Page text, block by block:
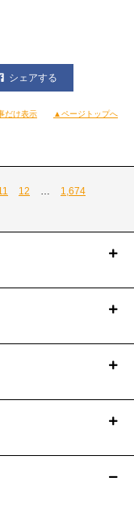
で
くて
した。
シェアする
だけ表示 ▲ページトップへ
12
1,674